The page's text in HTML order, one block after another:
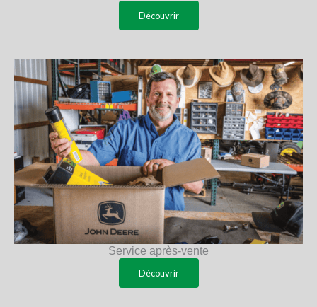
Découvrir
Service après-vente
Découvrir